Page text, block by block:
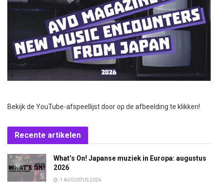
Bekijk de YouTube-afspeellijst door op de afbeelding te klikken!
Recente artikelen
What’s On! Japanse muziek in Europa: augustus
2026
1 AUGUSTUS 2026